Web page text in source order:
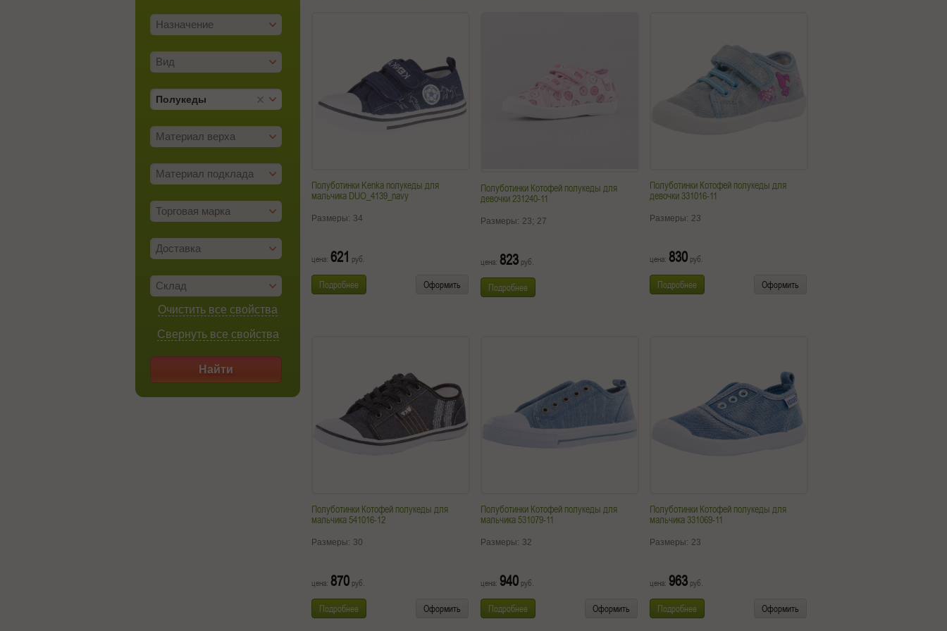
Назначение
Вид
Полукеды
Материал верха
Материал подклада
Торговая марка
Доставка
Склад
Очистить все свойства
Свернуть все свойства
Найти
Полуботинки Kenka полукеды для
мальчика DUO_4139_navy
Размеры: 34
цена: 621 руб.
Подробнее Оформить
Полуботинки Котофей полукеды для
девочки 231240-11
Размеры: 23; 27
цена: 823 руб.
Подробнее
Полуботинки Котофей полукеды для
девочки 331016-11
Размеры: 23
цена: 830 руб.
Подробнее Оформить
Полуботинки Котофей полукеды для
мальчика 541016-12
Размеры: 30
цена: 870 руб.
Подробнее Оформить
Полуботинки Котофей полукеды для
мальчика 531079-11
Размеры: 32
цена: 940 руб.
Подробнее Оформить
Полуботинки Котофей полукеды для
мальчика 331069-11
Размеры: 23
цена: 963 руб.
Подробнее Оформить